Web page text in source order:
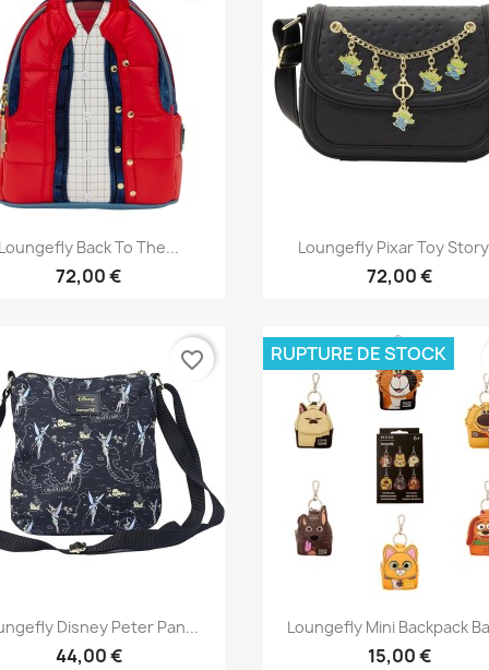
Aperçu rapide
Back To The...
72,00 €
Aperçu rapide
Loungefly Pixar Toy
72,00 €
Aperçu rapide
Disney Peter Pan...
44,00 €
favorite_border
Aperçu rapide
Loungefly Mini Backpack
15,00 €
RUPTURE DE STOCK